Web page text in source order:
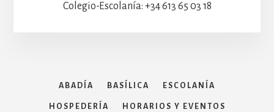
Colegio-Escolanía: +34 613 65 03 18
ABADÍA BASÍLICA ESCOLANÍA
HOSPEDERÍA HORARIOS Y EVENTOS